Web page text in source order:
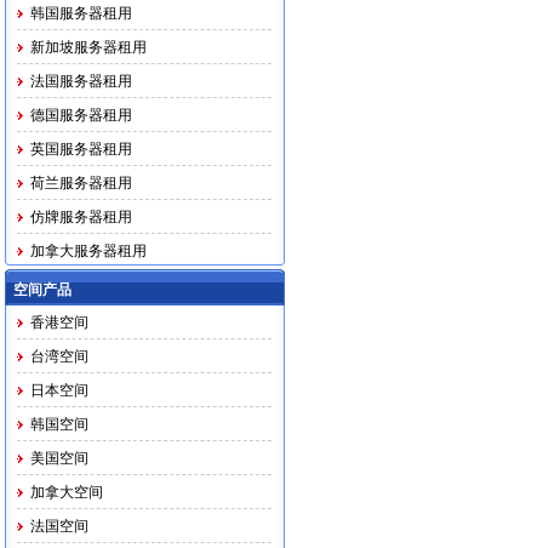
韩国服务器租用
新加坡服务器租用
法国服务器租用
德国服务器租用
英国服务器租用
荷兰服务器租用
仿牌服务器租用
加拿大服务器租用
马印越泰务器租用
空间产品
香港空间
台湾空间
日本空间
韩国空间
美国空间
加拿大空间
法国空间